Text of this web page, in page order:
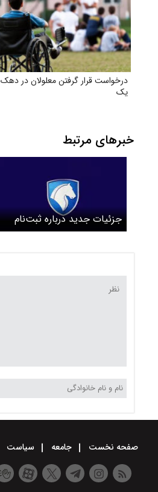
درخواست قرار گرفتن معلولان در دهک
یک
خبرهای مرتبط
جزئیات جدید درباره ثبت‌نام
طرح جدید ایران خودرو
صفحه نخست جامعه سیاست